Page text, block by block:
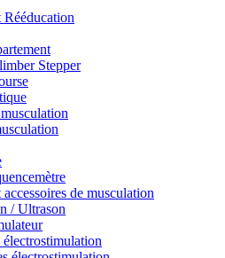
Stepper
accessoires de musculation
/ Ultrason
électrostimulation